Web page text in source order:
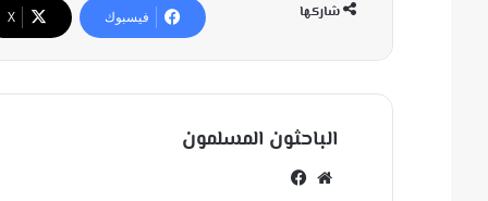
شاركها فيسبوك ‫X
الباحثون المسلمون
مو